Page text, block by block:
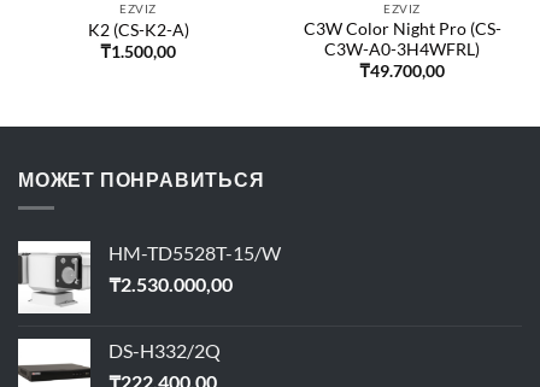
EZVIZ
K2 (CS-K2-A)
₸1.500,00
EZVIZ
C3W Color Night Pro (CS-
C3W-A0-3H4WFRL)
₸49.700,00
МОЖЕТ ПОНРАВИТЬСЯ
HM-TD5528T-15/W
₸2.530.000,00
DS-H332/2Q
₸222.400,00